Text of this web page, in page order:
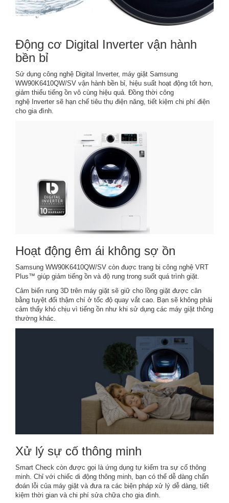
Động cơ Digital Inverter vận hành
bền bỉ
Sử dụng công nghệ Digital Inverter, máy giặt Samsung
WW90K6410QW/SV vận hành bền bỉ, hiệu suất hoạt động tốt hơn,
giảm thiểu tiếng ồn vô cùng hiệu quả. Đồng thời công
nghệ Inverter sẽ hạn chế tiêu thụ điện năng, tiết kiệm chi phí điện
cho gia đình.
Hoạt động êm ái không sợ ồn
Samsung WW90K6410QW/SV còn đuợc trang bị công nghệ VRT
Plus™ giúp giảm tiếng ồn và độ rung trong suốt quá trình giặt.
Cảm biến rung 3D trên máy giặt sẽ giữ cho lồng giặt được cân
bằng tuyệt đối thậm chí ở tốc độ quay vắt cao. Bạn sẽ không phải
cảm thấy khó chịu vì tiếng ồn như khi sử dụng các máy giặt thông
thường khác.
Xử lý sự cố thông minh
Smart Check còn được gọi là ứng dụng tự kiểm tra sự cố thông
minh. Chỉ với chiếc di động thông minh, bạn có thể dễ dàng chẩn
đoán lỗi của máy giặt và đưa ra các biện pháp xử lý dễ dàng, tiết
kiệm thời gian và chi phí sửa chữa cho gia đình.